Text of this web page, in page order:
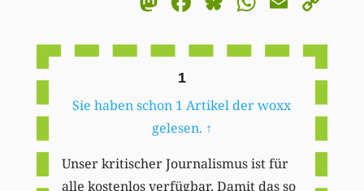
1
Sie haben schon 1 Artikel der woxx
gelesen. ↑
Unser kritischer Journalismus ist für
alle kostenlos verfügbar. Damit das so